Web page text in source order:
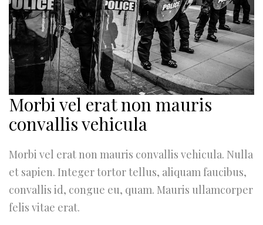
Morbi vel erat non mauris
convallis vehicula
Morbi vel erat non mauris convallis vehicula. Nulla
et sapien. Integer tortor tellus, aliquam faucibus,
convallis id, congue eu, quam. Mauris ullamcorper
felis vitae erat.